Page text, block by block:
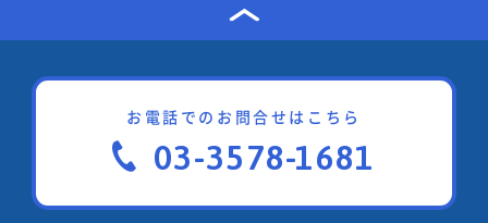
お電話でのお問合せはこちら
03-3578-1681